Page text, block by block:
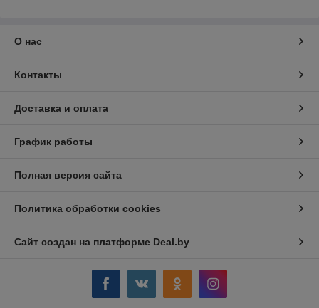
О нас
Контакты
Доставка и оплата
График работы
Полная версия сайта
Политика обработки cookies
Сайт создан на платформе Deal.by